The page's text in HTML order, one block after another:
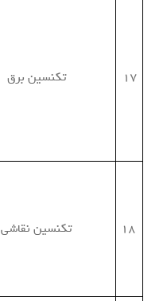
17 تکنسین برق
18 تكنسين نقاشي